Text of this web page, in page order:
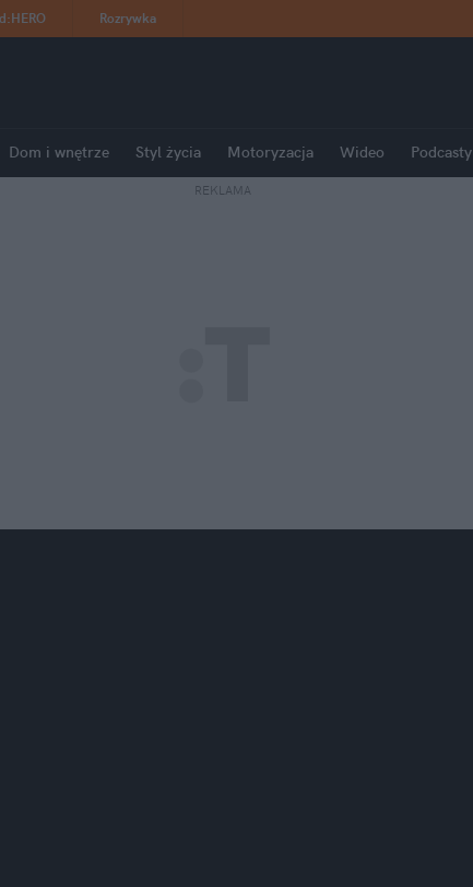
:HERO Rozrywka
Dom i wnętrze Styl życia Motoryzacja Wideo Podcasty
REKLAMA